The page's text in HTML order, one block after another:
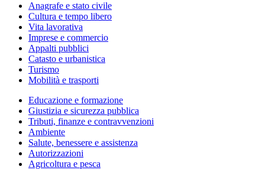
Anagrafe e stato civile
Cultura e tempo libero
Vita lavorativa
Imprese e commercio
Appalti pubblici
Catasto e urbanistica
Turismo
Mobilità e trasporti
Educazione e formazione
Giustizia e sicurezza pubblica
Tributi, finanze e contravvenzioni
Ambiente
Salute, benessere e assistenza
Autorizzazioni
Agricoltura e pesca